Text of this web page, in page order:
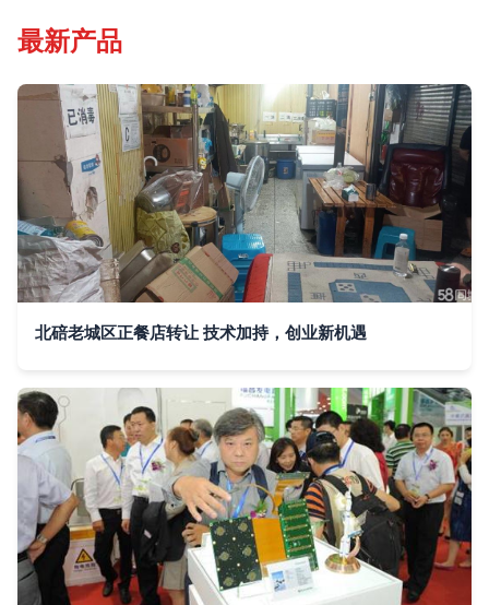
最新产品
北碚老城区正餐店转让 技术加持，创业新机遇